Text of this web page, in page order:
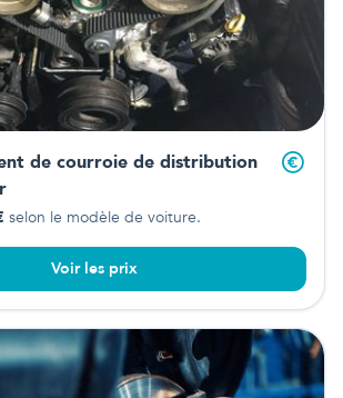
de courroie de distribution
selon le modèle de voiture.
Voir les prix